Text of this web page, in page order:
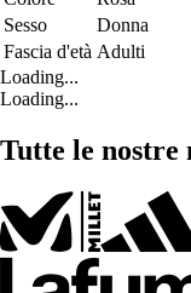
Sesso
Donna
Fascia d'età Adulti
Loading...
Loading...
Tutte le nostre